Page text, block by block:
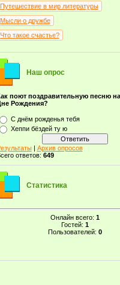
Путешествие в мир литературы
Мысли о дружбе
Что такое счастье?
Наш опрос
поют поздравительную песню
Рождения?
С днём рожденья тебя
Хеппи бёздей ту ю
| Архив опросов
ответов: 649
Статистика
Онлайн всего: 1
Гостей: 1
Пользователей: 0